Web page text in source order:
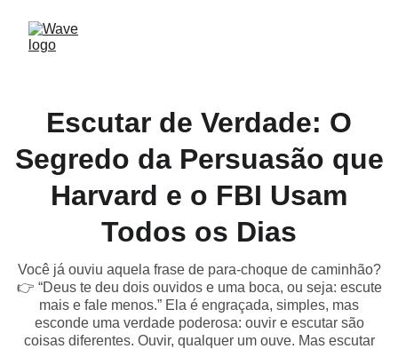
Escutar de Verdade: O
Segredo da Persuasão que
Harvard e o FBI Usam
Todos os Dias
Você já ouviu aquela frase de para-choque de caminhão?
👉 “Deus te deu dois ouvidos e uma boca, ou seja: escute
mais e fale menos.” Ela é engraçada, simples, mas
esconde uma verdade poderosa: ouvir e escutar são
coisas diferentes. Ouvir, qualquer um ouve. Mas escutar